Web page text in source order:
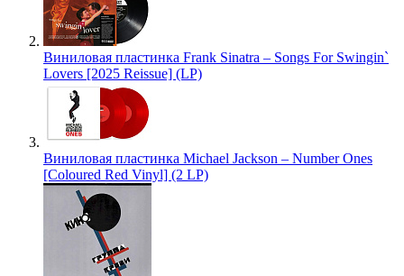
Виниловая пластинка Frank Sinatra – Songs For Swingin`
Lovers [2025 Reissue] (LP)
Виниловая пластинка Michael Jackson – Number Ones
[Coloured Red Vinyl] (2 LP)